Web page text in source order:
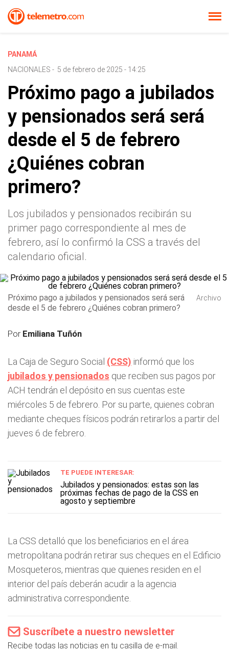
PANAMÁ
NACIONALES - 5 de febrero de 2025 - 14:25
Próximo pago a jubilados
y pensionados será será
desde el 5 de febrero
¿Quiénes cobran
primero?
Los jubilados y pensionados recibirán su
primer pago correspondiente al mes de
febrero, así lo confirmó la CSS a través del
calendario oficial.
Próximo pago a jubilados y pensionados será será
desde el 5 de febrero ¿Quiénes cobran primero?
Archivo
Por Emiliana Tuñón
La Caja de Seguro Social (CSS) informó que los
jubilados y pensionados que reciben sus pagos por
ACH tendrán el depósito en sus cuentas este
miércoles 5 de febrero. Por su parte, quienes cobran
mediante cheques físicos podrán retirarlos a partir del
jueves 6 de febrero.
TE PUEDE INTERESAR:
Jubilados y pensionados: estas son las
próximas fechas de pago de la CSS en
agosto y septiembre
La CSS detalló que los beneficiarios en el área
metropolitana podrán retirar sus cheques en el Edificio
Mosqueteros, mientras que quienes residen en el
interior del país deberán acudir a la agencia
administrativa correspondiente.
Suscríbete a nuestro newsletter
Recibe todas las noticias en tu casilla de e-mail.